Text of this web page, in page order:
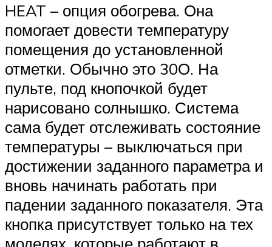
HEAT – опция обогрева. Она
помогает довести температуру
помещения до установленной
отметки. Обычно это 30О. На
пульте, под кнопочкой будет
нарисовано солнышко. Система
сама будет отслеживать состояние
температуры – выключаться при
достижении заданного параметра и
вновь начинать работать при
падении заданного показателя. Эта
кнопка присутствует только на тех